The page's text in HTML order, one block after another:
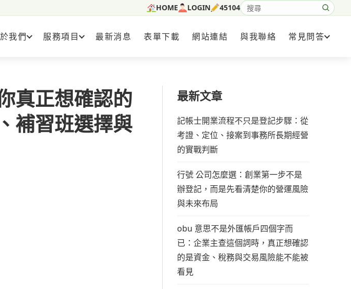
HOME LOGIN 45104
搜尋網站內容
我們
服務項目 最新消息 表單下載 網站連結 與我聯絡 常見問答
真正想確認的
補習班選擇與
最新文章
記帳士開業流程不只是登記步驟：從
考證、定位、接案到事務所長期經營
的實戰判斷
行號 公司怎麼選：創業第一步不是
辦登記，而是先看清楚你的營運風險
與未來布局
obu 意思不是外匯帳戶四個字而
已：企業主查這個詞時，真正想確認
的是資金、稅務與交易風險能不能被
看見